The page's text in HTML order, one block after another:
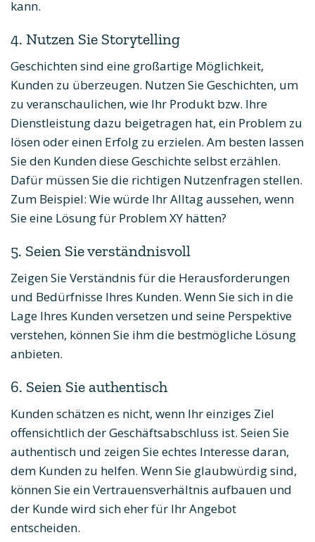
kann.
4. Nutzen Sie Storytelling
Geschichten sind eine großartige Möglichkeit,
Kunden zu überzeugen. Nutzen Sie Geschichten, um
zu veranschaulichen, wie Ihr Produkt bzw. Ihre
Dienstleistung dazu beigetragen hat, ein Problem zu
lösen oder einen Erfolg zu erzielen. Am besten lassen
Sie den Kunden diese Geschichte selbst erzählen.
Dafür müssen Sie die richtigen Nutzenfragen stellen.
Zum Beispiel: Wie würde Ihr Alltag aussehen, wenn
Sie eine Lösung für Problem XY hätten?
5. Seien Sie verständnisvoll
Zeigen Sie Verständnis für die Herausforderungen
und Bedürfnisse Ihres Kunden. Wenn Sie sich in die
Lage Ihres Kunden versetzen und seine Perspektive
verstehen, können Sie ihm die bestmögliche Lösung
anbieten.
6. Seien Sie authentisch
Kunden schätzen es nicht, wenn Ihr einziges Ziel
offensichtlich der Geschäftsabschluss ist. Seien Sie
authentisch und zeigen Sie echtes Interesse daran,
dem Kunden zu helfen. Wenn Sie glaubwürdig sind,
können Sie ein Vertrauensverhältnis aufbauen und
der Kunde wird sich eher für Ihr Angebot
entscheiden.